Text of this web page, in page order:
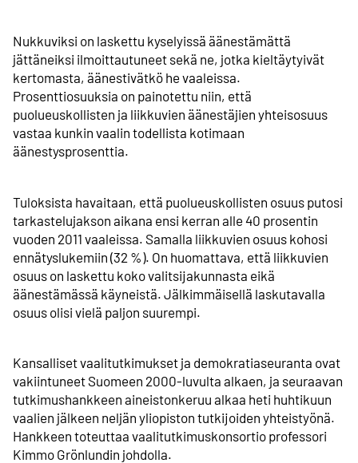
Nukkuviksi on laskettu kyselyissä äänestämättä
jättäneiksi ilmoittautuneet sekä ne, jotka kieltäytyivät
kertomasta, äänestivätkö he vaaleissa.
Prosenttiosuuksia on painotettu niin, että
puolueuskollisten ja liikkuvien äänestäjien yhteisosuus
vastaa kunkin vaalin todellista kotimaan
äänestysprosenttia.
Tuloksista havaitaan, että puolueuskollisten osuus putosi
tarkastelujakson aikana ensi kerran alle 40 prosentin
vuoden 2011 vaaleissa. Samalla liikkuvien osuus kohosi
ennätyslukemiin (32 %). On huomattava, että liikkuvien
osuus on laskettu koko valitsijakunnasta eikä
äänestämässä käyneistä. Jälkimmäisellä laskutavalla
osuus olisi vielä paljon suurempi.
Kansalliset vaalitutkimukset ja demokratiaseuranta ovat
vakiintuneet Suomeen 2000-luvulta alkaen, ja seuraavan
tutkimushankkeen aineistonkeruu alkaa heti huhtikuun
vaalien jälkeen neljän yliopiston tutkijoiden yhteistyönä.
Hankkeen toteuttaa vaali­tutkimus­konsortio professori
Kimmo Grönlundin johdolla.